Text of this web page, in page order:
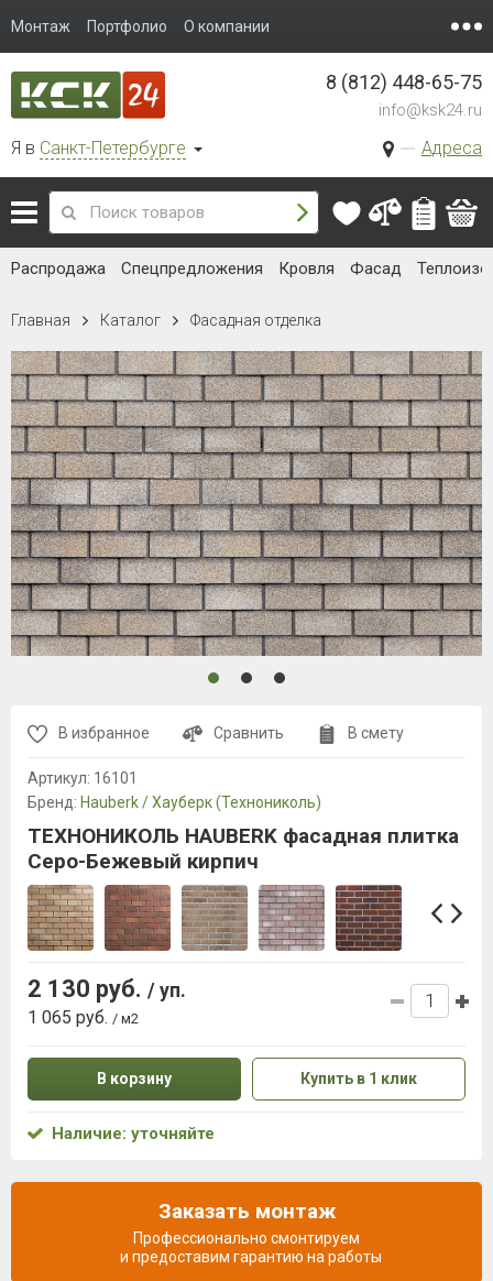
Монтаж Портфолио О компании
Я в Санкт-Петербурге Адреса
8 (812) 448-65-75
info@ksk24.ru
Распродажа Спецпредложения Кровля Фасад
Главная Каталог Фасадная отделка
В избранное Сравнить В смету
Артикул: 16101
Бренд: Hauberk / Хауберк (Технониколь)
ТЕХНОНИКОЛЬ HAUBERK фасадная плитка
Серо-Бежевый кирпич
2 130 руб. / уп.
1 065 руб. / м2
В корзину Купить в 1 клик
Наличие: уточняйте
Заказать монтаж
Профессионально смонтируем
и предоставим гарантию на работы